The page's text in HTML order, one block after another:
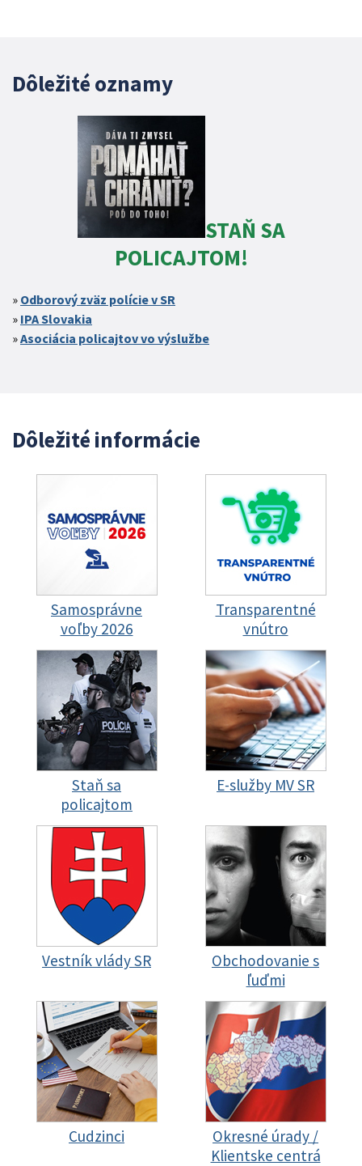
Dôležité oznamy
STAŇ SA
POLICAJTOM!
Odborový zväz polície v SR
IPA Slovakia
Asociácia policajtov vo výslužbe
Dôležité informácie
Samosprávne
voľby 2026
Transparentné
vnútro
Staň sa
policajtom
E-služby MV SR
Vestník vlády SR
Obchodovanie s
ľuďmi
Cudzinci
Okresné úrady /
Klientske centrá